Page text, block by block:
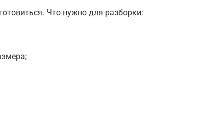
Что нужно для разборки: